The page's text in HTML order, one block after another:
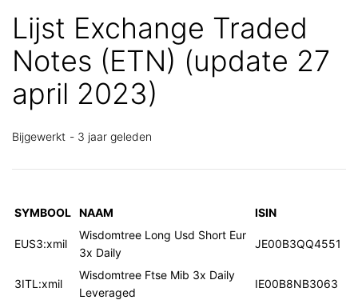
Lijst Exchange Traded
Notes (ETN) (update 27
april 2023)
Bijgewerkt 3 jaar geleden
SYMBOOL NAAM ISIN
EUS3:xmil
Wisdomtree Long Usd Short Eur
3x Daily
JE00B3QQ4551
3ITL:xmil
Wisdomtree Ftse Mib 3x Daily
Leveraged
IE00B8NB3063